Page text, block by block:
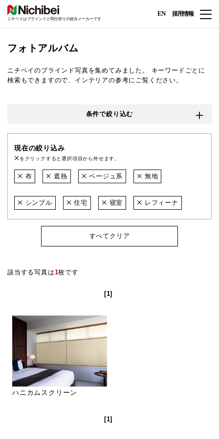
ニチベイはブラインドと間仕切りの総合メーカーです
EN 採用情報
フォトアルバム
ニチベイのブラインド写真を集めてみました。
キーワードごとに
検索もできますので、インテリアの参考にご覧ください。
条件で絞り込む
現在の絞り込み
をクリックすると選択項目から外せます。
布 遮熱 ベージュ系 無地
シンプル 住宅 寝室 レフィーナ
すべてクリア
該当する写真は1枚です
[1]
ハニカムスクリーン
[1]